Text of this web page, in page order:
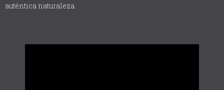
auténtica naturaleza.